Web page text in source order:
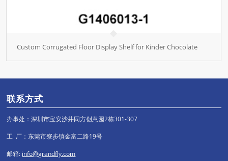
Custom Corrugated Floor Display Shelf for Kinder Chocolate
联系方式
办事处：深圳市宝安沙井同方创意园2栋301-307
工 厂：东莞市寮步镇金富二路19号
邮箱: info@grandfly.com